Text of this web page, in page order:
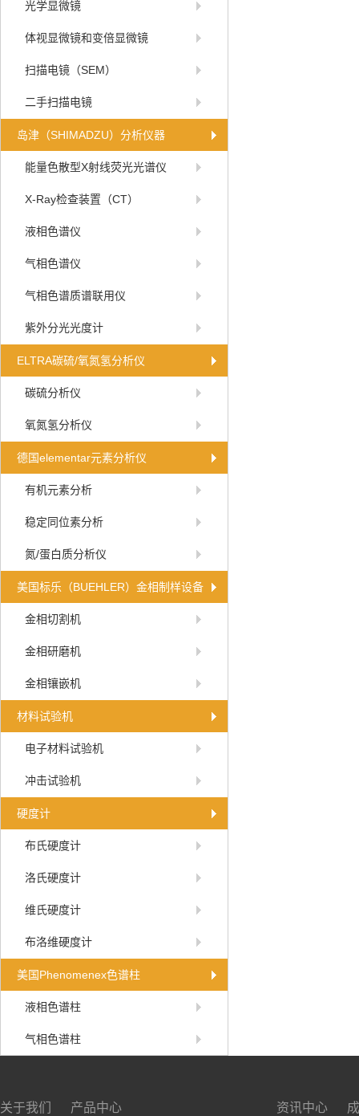
光学显微镜
体视显微镜和变倍显微镜
扫描电镜（SEM）
二手扫描电镜
岛津（SHIMADZU）分析仪器
能量色散型X射线荧光光谱仪
X-Ray检查装置（CT）
液相色谱仪
气相色谱仪
气相色谱质谱联用仪
紫外分光光度计
ELTRA碳硫/氧氮氢分析仪
碳硫分析仪
氧氮氢分析仪
德国elementar元素分析仪
有机元素分析
稳定同位素分析
氮/蛋白质分析仪
美国标乐（BUEHLER）金相制样设备
金相切割机
金相研磨机
金相镶嵌机
材料试验机
电子材料试验机
冲击试验机
硬度计
布氏硬度计
洛氏硬度计
维氏硬度计
布洛维硬度计
美国Phenomenex色谱柱
液相色谱柱
气相色谱柱
关于我们 产品中心 资讯中心